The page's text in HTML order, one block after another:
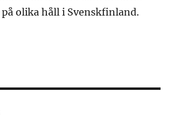
olika håll i Svenskfinland.